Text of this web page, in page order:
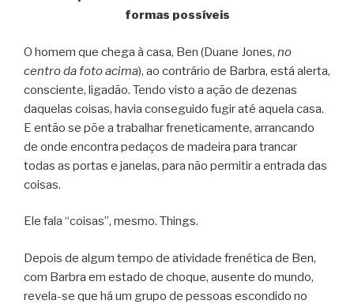
formas possíveis
O homem que chega à casa, Ben (Duane Jones, no
centro da foto acima), ao contrário de Barbra, está alerta,
consciente, ligadão. Tendo visto a ação de dezenas
daquelas coisas, havia conseguido fugir até aquela casa.
E então se põe a trabalhar freneticamente, arrancando
de onde encontra pedaços de madeira para trancar
todas as portas e janelas, para não permitir a entrada das
coisas.
Ele fala “coisas”, mesmo. Things.
Depois de algum tempo de atividade frenética de Ben,
com Barbra em estado de choque, ausente do mundo,
revela-se que há um grupo de pessoas escondido no